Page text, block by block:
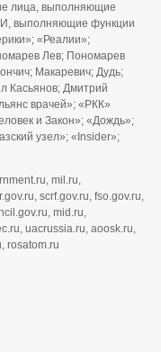
лица, выполняющие
выполняющие функции
«Реалии»;
Лев; Пономарев
Макаревич; Дудь;
Касьянов; Дмитрий
врачей»; «РКК»
и Закон»; «Дождь»;
узел»; «Insider»;
mil.ru,
scrf.gov.ru, fso.gov.ru,
mid.ru,
uacrussia.ru, aoosk.ru,
rosatom.ru